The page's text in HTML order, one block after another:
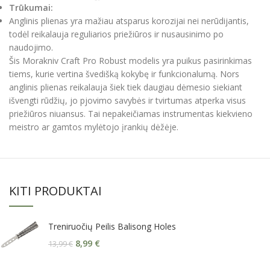
Trūkumai:
Anglinis plienas yra mažiau atsparus korozijai nei nerūdijantis,
todėl reikalauja reguliarios priežiūros ir nusausinimo po
naudojimo.
Šis Morakniv Craft Pro Robust modelis yra puikus pasirinkimas
tiems, kurie vertina švedišką kokybę ir funkcionalumą. Nors
anglinis plienas reikalauja šiek tiek daugiau dėmesio siekiant
išvengti rūdžių, jo pjovimo savybės ir tvirtumas atperka visus
priežiūros niuansus. Tai nepakeičiamas instrumentas kiekvieno
meistro ar gamtos mylėtojo įrankių dėžėje.
KITI PRODUKTAI
Treniruočių Peilis Balisong Holes
13,99€ 8,99 €